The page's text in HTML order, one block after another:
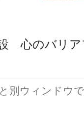
心のバリア
別ウィンドウ